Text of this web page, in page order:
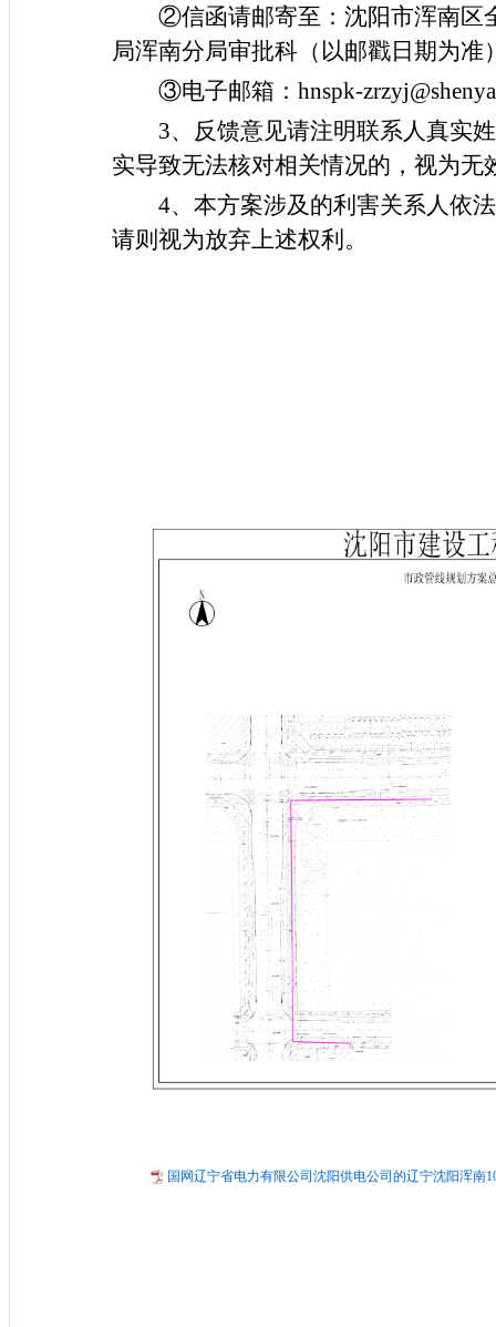
②信函请邮寄至：沈阳市浑南区
局浑南分局审批科（以邮戳日期为准
③电子邮箱：hnspk-
3、 反馈意见请注明联系人真实
实导致无法核对相关情况的，视为无
4、 本方案涉及的利害关系人依
请则视为放弃上述权利。
国网辽宁省电力有限公司沈阳供电公司的辽宁沈阳浑南